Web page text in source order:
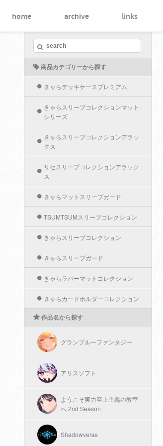
home archive links
商品カテゴリーから探す
きゃらデッキケースプレミアム
きゃらスリーブコレクションマット
シリーズ
きゃらスリーブコレクションデラッ
クス
リセスリーブコレクションデラック
ス
きゃらマットスリーブガード
TSUMTSUMスリーブコレクション
きゃらスリーブコレクション
きゃらスリーブガード
きゃらラバーマットコレクション
きゃらカードホルダーコレクション
作品名から探す
グランブルーファンタジー
アリスソフト
ようこそ実力至上主義の教室
へ 2nd Season
Shadowverse